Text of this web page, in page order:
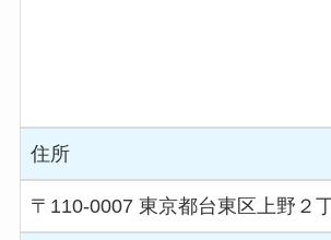
住所
〒110-0007 東京都台東区上野２